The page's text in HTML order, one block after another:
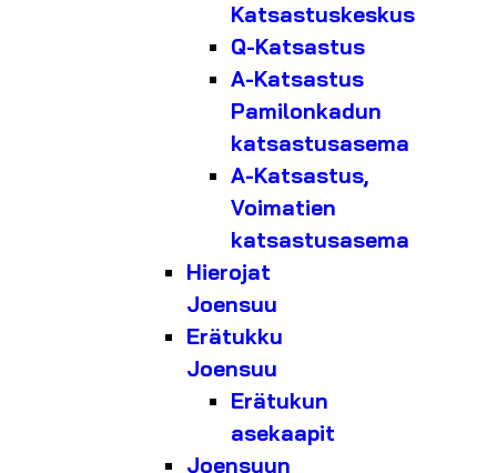
Katsastuskeskus
Q-Katsastus
A-Katsastus
Pamilonkadun
katsastusasema
A-Katsastus,
Voimatien
katsastusasema
Hierojat
Joensuu
Erätukku
Joensuu
Erätukun
asekaapit
Joensuun